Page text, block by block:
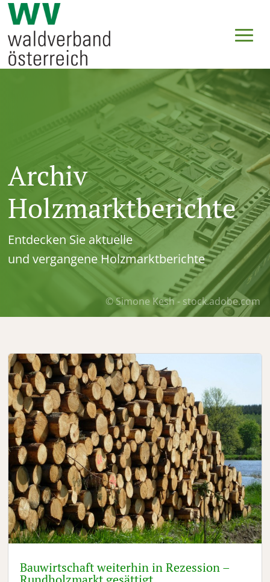
Archiv
Holzmarktberichte
Entdecken Sie aktuelle
und vergangene Holzmarktberichte
© Simone Kesh - stock.adobe.com
Bauwirtschaft weiterhin in Rezession –